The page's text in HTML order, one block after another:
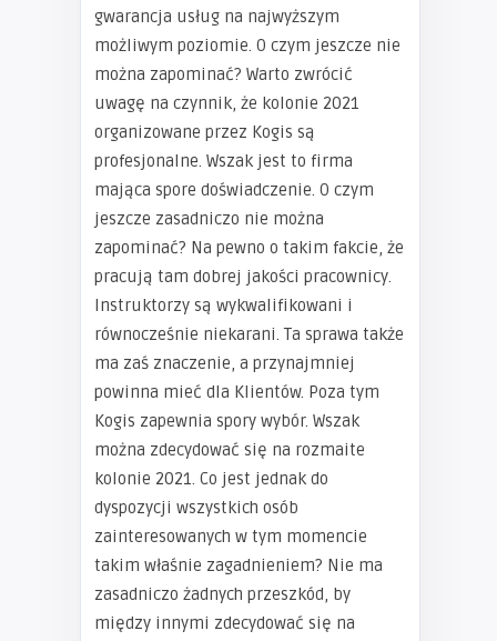
gwarancja usług na najwyższym
możliwym poziomie. O czym jeszcze nie
można zapominać? Warto zwrócić
uwagę na czynnik, że kolonie 2021
organizowane przez Kogis są
profesjonalne. Wszak jest to firma
mająca spore doświadczenie. O czym
jeszcze zasadniczo nie można
zapominać? Na pewno o takim fakcie, że
pracują tam dobrej jakości pracownicy.
Instruktorzy są wykwalifikowani i
równocześnie niekarani. Ta sprawa także
ma zaś znaczenie, a przynajmniej
powinna mieć dla Klientów. Poza tym
Kogis zapewnia spory wybór. Wszak
można zdecydować się na rozmaite
kolonie 2021. Co jest jednak do
dyspozycji wszystkich osób
zainteresowanych w tym momencie
takim właśnie zagadnieniem? Nie ma
zasadniczo żadnych przeszkód, by
między innymi zdecydować się na